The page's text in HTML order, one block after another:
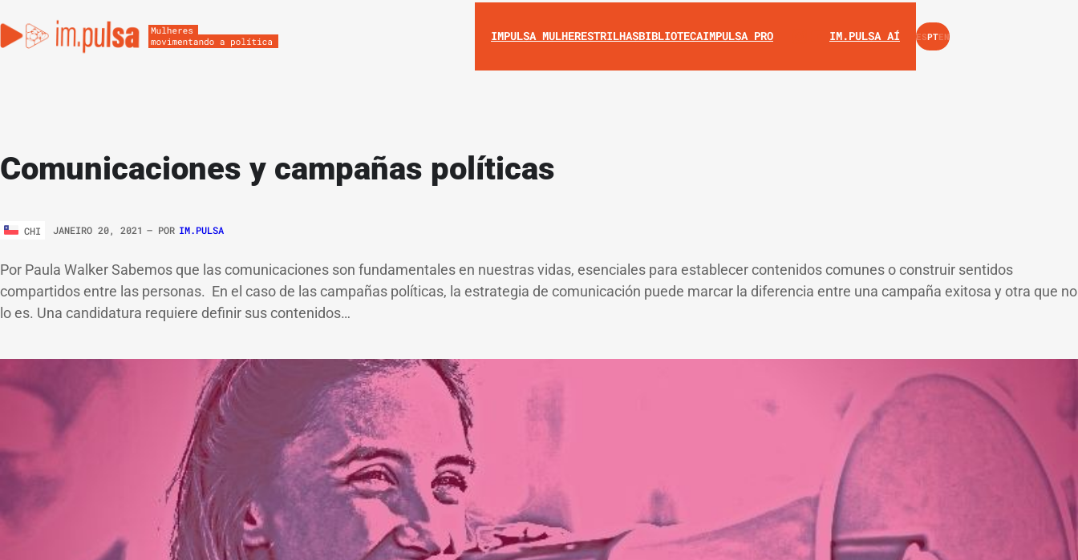
IMPULSA MULHERESTRILHASBIBLIOTECAIMPULSA PRO INSTAGRAM
YOUTUBE
IM.PULSA AÍ ESPTEN
Comunicaciones y campañas políticas
CHI JANEIRO 20, 2021 – POR IM.PULSA
Por Paula Walker Sabemos que las comunicaciones son fundamentales en nuestras vidas, esenciales para establecer contenidos comunes o construir sentidos
compartidos entre las personas. En el caso de las campañas políticas, la estrategia de comunicación puede marcar la diferencia entre una campaña exitosa y otra que no
lo es. Una candidatura requiere definir sus contenidos…